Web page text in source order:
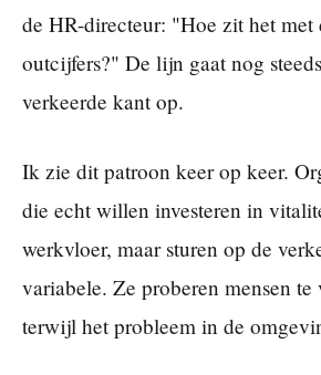
de HR-directeur: "Hoe zit het met
outcijfers?" De lijn gaat nog
verkeerde kant op.
Ik zie dit patroon keer op keer.
die echt willen investeren in
werkvloer, maar sturen op de
variabele. Ze proberen mensen te
terwijl het probleem in de